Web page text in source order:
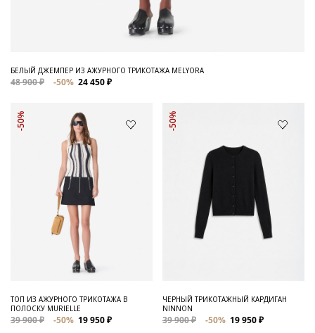
БЕЛЫЙ ДЖЕМПЕР ИЗ АЖУРНОГО ТРИКОТАЖА MELYORA
48 900 ₽ -50% 24 450 ₽
-50%
ТОП ИЗ АЖУРНОГО ТРИКОТАЖА В
ПОЛОСКУ MURIELLE
39 900 ₽ -50% 19 950 ₽
-50%
ЧЕРНЫЙ ТРИКОТАЖНЫЙ КАРДИГАН
NINNON
39 900 ₽ -50% 19 950 ₽